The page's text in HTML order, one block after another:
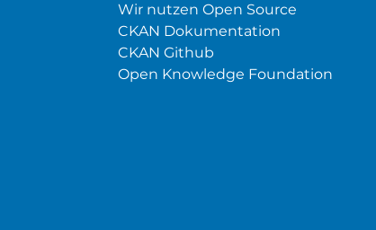
Wir nutzen Open Source
CKAN Dokumentation
CKAN Github
Open Knowledge Foundation